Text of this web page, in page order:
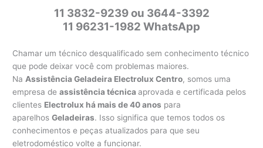
11 3832-9239 ou 3644-3392
11 96231-1982 WhatsApp
Chamar um técnico desqualificado sem conhecimento técnico
que pode deixar você com problemas maiores.
Na Assistência Geladeira Electrolux Centro, somos uma
empresa deassistência técnicaaprovada e certificada pelos
clientes Electrolux há mais de 40 anos para
aparelhosGeladeiras. Isso significa que temos todos os
conhecimentos e peças atualizados para que seu
eletrodoméstico volte a funcionar.